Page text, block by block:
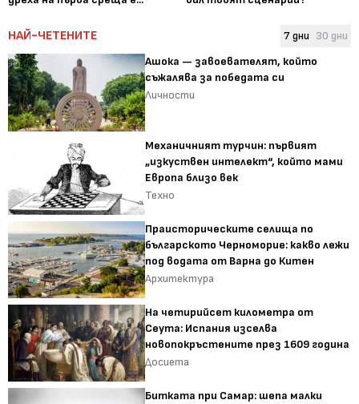
НАЙ-ЧЕТЕНИТЕ 7 дни 30 дни
Ашока — завоевателят, който
съжалява за победата си
Личности
Механичният турчин: първият
„изкуствен интелект“, който мами
Европа близо век
Техно
Праисторическите селища по
българското Черноморие: какво лежи
под водата от Варна до Китен
Архитектура
На четирийсет километра от
Сеута: Испания изселва
новопокръстените през 1609 година
Досиета
Битката при Самар: шепа малки